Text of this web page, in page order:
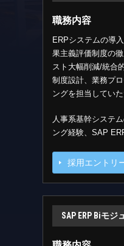
職務内容
ERPシステムの導
果主義評価制度の
スト大幅削減/統合
制度設計、業務プ
ングを担当していた
人事系基幹システ
ング経験、SAP
採用エントリ
SAP ERP Biモ